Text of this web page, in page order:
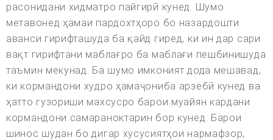
расонидани хидматро пайгирӣ кунед. Шумо
метавонед ҳамаи пардохтҳоро бо назардошти
аванси гирифташуда ба қайд гиред, ки ин дар сари
вақт гирифтани маблағро ба маблағи пешбинишуда
таъмин мекунад. Ба шумо имконият дода мешавад,
ки кормандони худро ҳамаҷониба арзёбӣ кунед ва
ҳатто гузориши махсусро барои муайян кардани
кормандони самараноктарин бор кунед. Барои
шинос шудан бо дигар хусусиятҳои нармафзор,